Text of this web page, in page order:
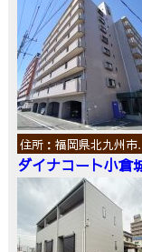
住所：福岡県北九州
ダイナコート小倉